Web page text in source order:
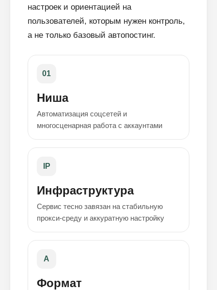
настроек и ориентацией на
пользователей, которым нужен контроль,
а не только базовый автопостинг.
01
Ниша
Автоматизация соцсетей и
многосценарная работа с аккаунтами
IP
Инфраструктура
Сервис тесно завязан на стабильную
прокси-среду и аккуратную настройку
A
Формат